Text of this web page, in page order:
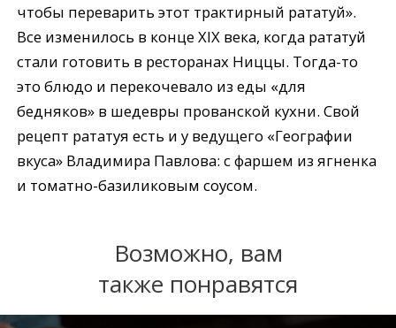
чтобы переварить этот трактирный рататуй».
Все изменилось в конце XIX века, когда рататуй
стали готовить в ресторанах Ниццы. Тогда-то
это блюдо и перекочевало из еды «для
бедняков» в шедевры прованской кухни. Свой
рецепт рататуя есть и у ведущего «Географии
вкуса» Владимира Павлова: с фаршем из ягненка
и томатно-базиликовым соусом.
Возможно, вам
также понравятся